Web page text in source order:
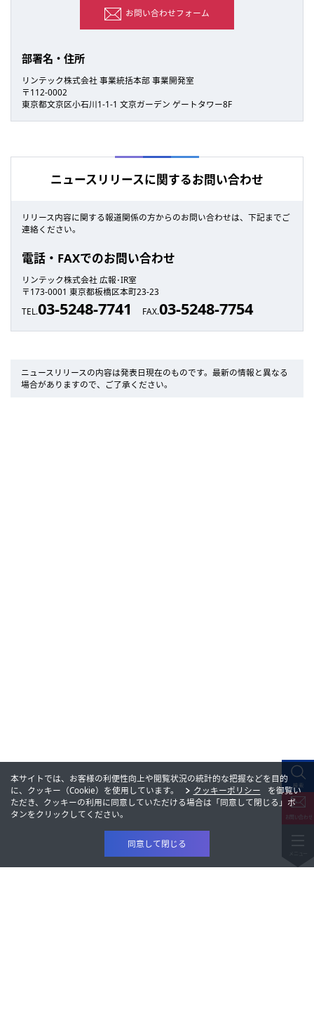
お問い合わせフォーム
部署名・住所
リンテック株式会社 事業統括本部 事業開発室
〒112-0002
東京都文京区小石川1-1-1 文京ガーデン ゲートタワー8F
ニュースリリースに関するお問い合わせ
リリース内容に関する報道関係の方からのお問い合わせは、下記までご
連絡ください。
電話・FAXでのお問い合わせ
リンテック株式会社 広報･IR室
〒173-0001 東京都板橋区本町23-23
TEL.03-5248-7741 FAX.03-5248-7754
ニュースリリースの内容は発表日現在のものです。最新の情報と異なる
場合がありますので、ご了承ください。
本サイトでは、お客様の利便性向上や閲覧状況の統計的な把握などを目的
に、クッキー（Cookie）を使用しています。
クッキーポリシー
を御覧い
ただき、クッキーの利用に同意していただける場合は「同意して閉じる」ボ
タンをクリックしてください。
同意して閉じる